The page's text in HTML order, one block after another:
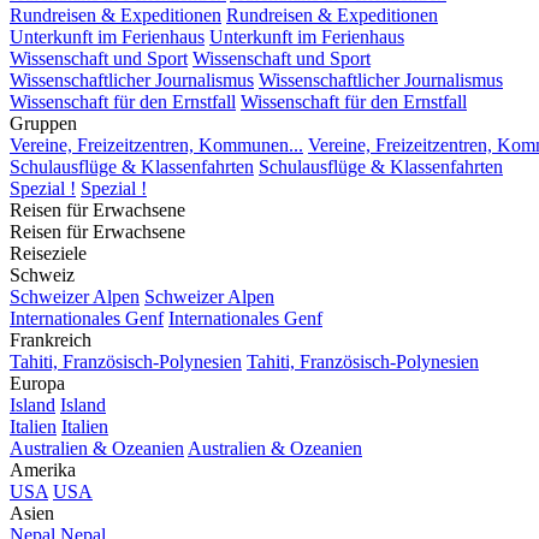
Rundreisen & Expeditionen Rundreisen & Expeditionen
Unterkunft im Ferienhaus Unterkunft im Ferienhaus
Wissenschaft und Sport Wissenschaft und Sport
Wissenschaftlicher Journalismus Wissenschaftlicher Journalismus
Wissenschaft für den Ernstfall Wissenschaft für den Ernstfall
Gruppen
Vereine, Freizeitzentren, Kommunen... Vereine, Freizeitzentren,
Schulausflüge & Klassenfahrten Schulausflüge & Klassenfahrten
Spezial ! Spezial !
Reisen für Erwachsene
Reisen für Erwachsene
Reiseziele
Schweiz
Schweizer Alpen Schweizer Alpen
Internationales Genf Internationales Genf
Frankreich
Tahiti, Französisch-Polynesien Tahiti, Französisch-Polynesien
Europa
Island Island
Italien Italien
Australien & Ozeanien Australien & Ozeanien
Amerika
USA USA
Asien
Nepal Nepal